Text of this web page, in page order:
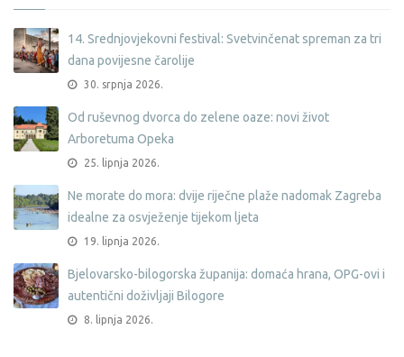
14. Srednjovjekovni festival: Svetvinčenat spreman za tri
dana povijesne čarolije
30. srpnja 2026.
Od ruševnog dvorca do zelene oaze: novi život
Arboretuma Opeka
25. lipnja 2026.
Ne morate do mora: dvije riječne plaže nadomak Zagreba
idealne za osvježenje tijekom ljeta
19. lipnja 2026.
Bjelovarsko-bilogorska županija: domaća hrana, OPG-ovi i
autentični doživljaji Bilogore
8. lipnja 2026.